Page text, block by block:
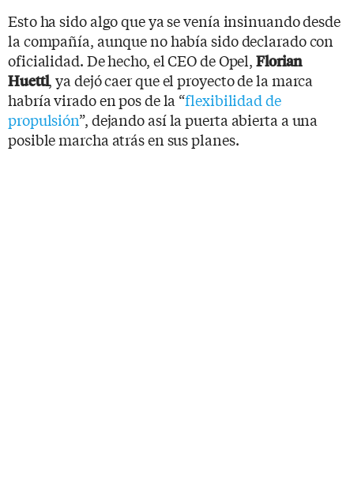
Esto ha sido algo que ya se venía insinuando desde
la compañía, aunque no había sido declarado con
oficialidad. De hecho, el CEO de Opel,Florian
Huettl, ya dejó caer que el proyecto de la marca
habría virado en pos de la “flexibilidad de
propulsión”, dejando así la puerta abierta a una
posible marcha atrás en sus planes.